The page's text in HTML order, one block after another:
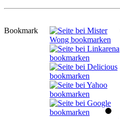
Bookmark